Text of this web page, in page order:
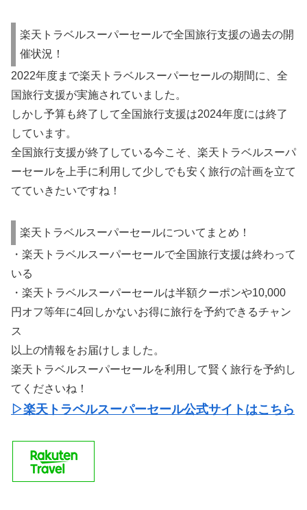
楽天トラベルスーパーセールで全国旅行支援の過去の開
催状況！
2022年度まで楽天トラベルスーパーセールの期間に、全
国旅行支援が実施されていました。
しかし予算も終了して全国旅行支援は2024年度には終了
しています。
全国旅行支援が終了している今こそ、楽天トラベルスーパ
ーセールを上手に利用して少しでも安く旅行の計画を立て
てていきたいですね！
楽天トラベルスーパーセールについてまとめ！
・楽天トラベルスーパーセールで全国旅行支援は終わって
いる
・楽天トラベルスーパーセールは半額クーポンや10,000
円オフ等年に4回しかないお得に旅行を予約できるチャン
ス
以上の情報をお届けしました。
楽天トラベルスーパーセールを利用して賢く旅行を予約し
てくださいね！
▷楽天トラベルスーパーセール公式サイトはこちら